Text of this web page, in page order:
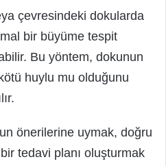
çevresindeki dokularda
bir büyüme tespit
Bu yöntem, dokunun
huylu mu olduğunu
önerilerine uymak, doğru
tedavi planı oluşturmak